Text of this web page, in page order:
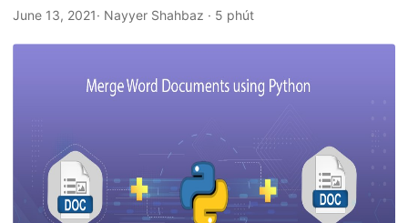
ề
u
June 13, 2021· Nayyer Shahbaz · 5 phút